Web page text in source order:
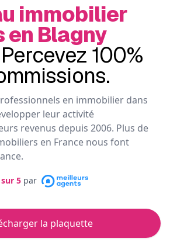
immobilier
en Blagny
Percevez 100%
en immobilier dans
leur activité
revenus depuis 2006. Plus de
en France nous font
sur 5 par
la plaquette